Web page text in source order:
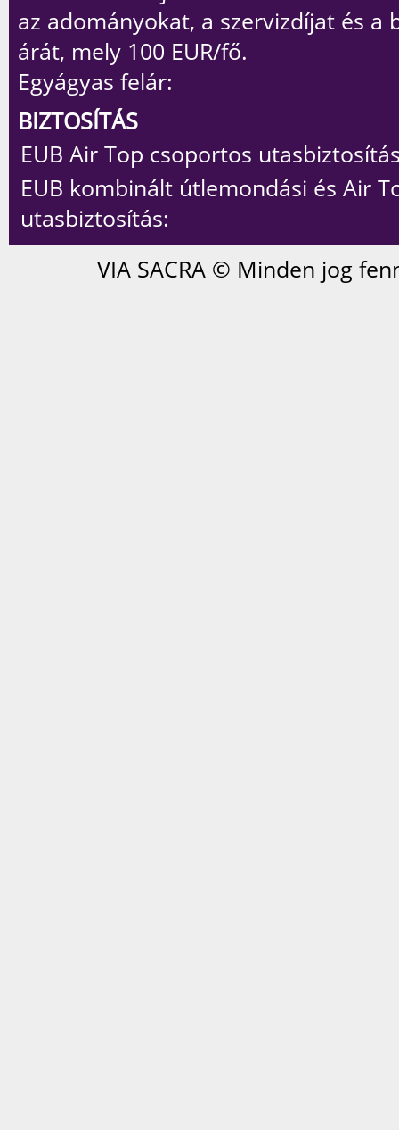
az adományokat, a szervizdíjat és a
árát, mely 100 EUR/fő.
Egyágyas felár:
BIZTOSÍTÁS
EUB Air Top csoportos
EUB kombinált útlemondási és Air
utasbiztosítás:
VIA SACRA © Minden jog